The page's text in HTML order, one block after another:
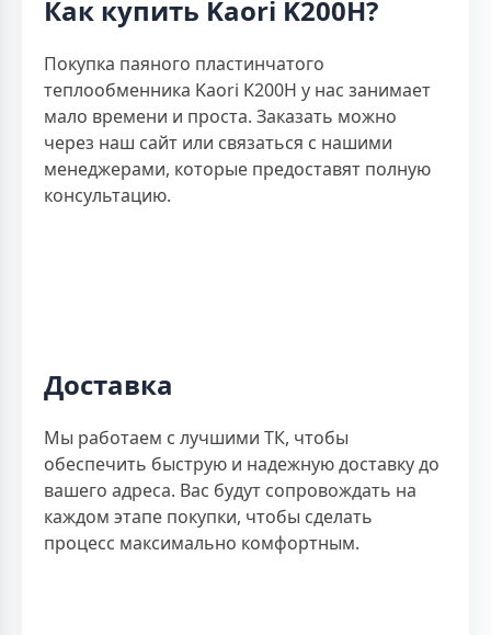
Как купить Kaori K200H?
Покупка паяного пластинчатого
теплообменника Kaori K200H у нас занимает
мало времени и проста. Заказать можно
через наш сайт или связаться с нашими
менеджерами, которые предоставят полную
консультацию.
Доставка
Мы работаем с лучшими ТК, чтобы
обеспечить быструю и надежную доставку до
вашего адреса. Вас будут сопровождать на
каждом этапе покупки, чтобы сделать
процесс максимально комфортным.